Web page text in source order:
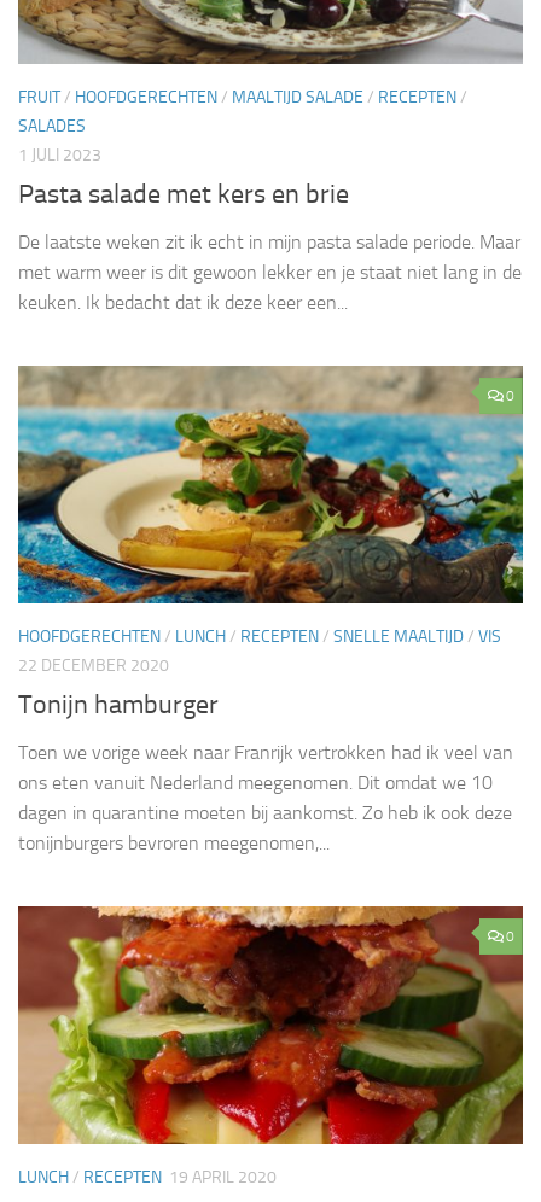
FRUIT/ HOOFDGERECHTEN/ MAALTIJD SALADE / RECEPTEN/
SALADES
1 JULI 2023
Pasta salade met kers en brie
De laatste weken zit ik echt in mijn pasta salade periode. Maar
met warm weer is dit gewoon lekker en je staat niet lang in de
keuken. Ik bedacht dat ik deze keer een...
0
HOOFDGERECHTEN/ LUNCH/ RECEPTEN/ SNELLE MAALTIJD/ VIS
22 DECEMBER 2020
Tonijn hamburger
Toen we vorige week naar Franrijk vertrokken had ik veel van
ons eten vanuit Nederland meegenomen. Dit omdat we 10
dagen in quarantine moeten bij aankomst. Zo heb ik ook deze
tonijnburgers bevroren meegenomen,...
0
LUNCH/ RECEPTEN 19 APRIL 2020